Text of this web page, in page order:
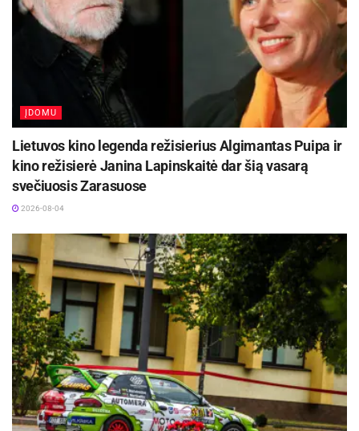
Įėjimas į filmą su gėlėmis – nemokamas.
Grupėms (20 žmonių ir daugiau) taikomos
Ryšių su visuomene skyriaus ir kino centro
„Garsas“ inf.
ĮDOMU
Lietuvos kino legenda režisierius Algimantas Puipa ir
kino režisierė Janina Lapinskaitė dar šią vasarą
svečiuosis Zarasuose
2026-08-04